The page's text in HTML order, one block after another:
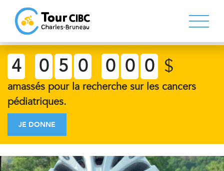
4 0 5 0 0 0 0 $
amassés pour la recherche sur les cancers
pédiatriques.
JE DONNE